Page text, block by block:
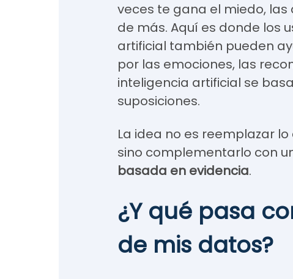
veces te gana el miedo,
de más. Aquí es donde los
artificial también pueden
por las emociones, las
inteligencia artificial se
suposiciones.
La idea no es reemplazar
sino complementarlo con
basada en evidencia.
¿Y qué pasa
de mis datos?